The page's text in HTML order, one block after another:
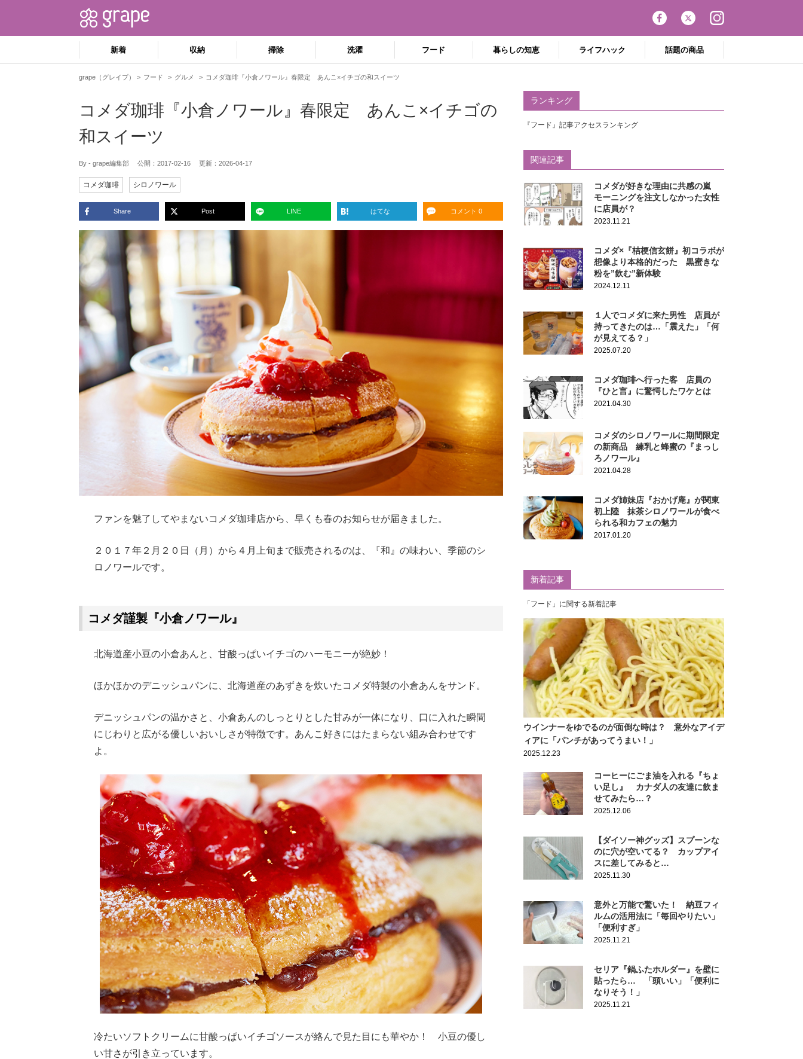
新着 収納 掃除 洗濯 フード 暮らしの知恵 ライフハック 話題の商品
grape（グレイプ） フード グルメ コメダ珈琲『小倉ノワール』春限定 あんこ×イチゴの和スイーツ
コメダ珈琲『小倉ノワール』春限定 あんこ×イチゴの
和スイーツ
By - grape編集部 公開： 2017-02-16 更新： 2026-04-17
コメダ珈琲 シロノワール
Share Post LINE はてな コメント 0
ファンを魅了してやまないコメダ珈琲店から、早くも春のお知らせが届きました。
２０１７年２月２０日（月）から４月上旬まで販売されるのは、『和』の味わい、季節のシ
ロノワールです。
コメダ謹製『小倉ノワール』
北海道産小豆の小倉あんと、甘酸っぱいイチゴのハーモニーが絶妙！
ほかほかのデニッシュパンに、北海道産のあずきを炊いたコメダ特製の小倉あんをサンド。
デニッシュパンの温かさと、小倉あんのしっとりとした甘みが一体になり、口に入れた瞬間
にじわりと広がる優しいおいしさが特徴です。あんこ好きにはたまらない組み合わせです
よ。
冷たいソフトクリームに甘酸っぱいイチゴソースが絡んで見た目にも華やか！ 小豆の優し
い甘さが引き立っています。
ランキング
『フード』記事アクセスランキング
関連記事
コメダが好きな理由に共感の嵐
モーニングを注文しなかった女性
に店員が？
2023.11.21
コメダ×『桔梗信玄餅』初コラボが
想像より本格的だった 黒蜜きな
粉を”飲む”新体験
2024.12.11
１人でコメダに来た男性 店員が
持ってきたのは…「震えた」「何
が見えてる？」
2025.07.20
コメダ珈琲へ行った客 店員の
『ひと言』に驚愕したワケとは
2021.04.30
コメダのシロノワールに期間限定
の新商品 練乳と蜂蜜の『まっし
ろノワール』
2021.04.28
コメダ姉妹店『おかげ庵』が関東
初上陸 抹茶シロノワールが食べ
られる和カフェの魅力
2017.01.20
新着記事
「フード」に関する新着記事
ウインナーをゆでるのが面倒な時は？ 意外なアイデ
ィアに「パンチがあってうまい！」
2025.12.23
コーヒーにごま油を入れる『ちょ
い足し』 カナダ人の友達に飲ま
せてみたら…？
2025.12.06
【ダイソー神グッズ】スプーンな
のに穴が空いてる？ カップアイ
スに差してみると…
2025.11.30
意外と万能で驚いた！ 納豆フィ
ルムの活用法に「毎回やりたい」
「便利すぎ」
2025.11.21
セリア『鍋ふたホルダー』を壁に
貼ったら… 「頭いい」「便利に
なりそう！」
2025.11.21